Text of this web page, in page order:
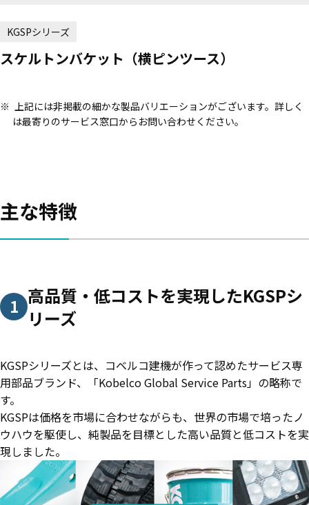
KGSPシリーズ
スケルトンバケット（横ピンツース）
上記には非掲載の細かな製品バリエーションがございます。詳しく
は最寄りのサービス窓口からお問い合わせください。
主な特徴
1 高品質・低コストを実現したKGSPシ
リーズ
KGSPシリーズとは、コベルコ建機が作って認めたサービス専
用部品ブランド、「Kobelco Global Service Parts」の略称で
す。
KGSPは価格を市場に合わせながらも、世界の市場で培ったノ
ウハウを駆使し、純製品を目標とした高い品質と低コストを実
現しました。